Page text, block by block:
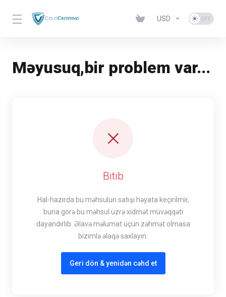
USD
Məyusuq,bir problem var...
Bitib
Hal-hazırda bu məhsulun satışı həyata keçirilmir,
buna görə bu məhsul üzrə xidmət müvəqqəti
dayandırlıb. Əlavə məlumat üçün zəhmət olmasa
bizimlə əlaqə saxlayın.
Geri dön & yenidən cəhd et